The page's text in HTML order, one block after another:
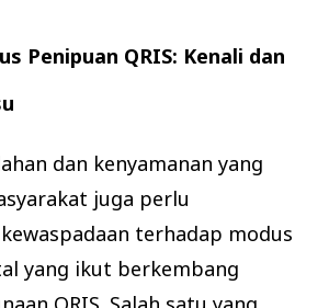
Penipuan QRIS: Kenali dan
dan kenyamanan yang
juga perlu
terhadap modus
yang ikut berkembang